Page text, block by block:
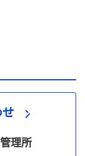
理所